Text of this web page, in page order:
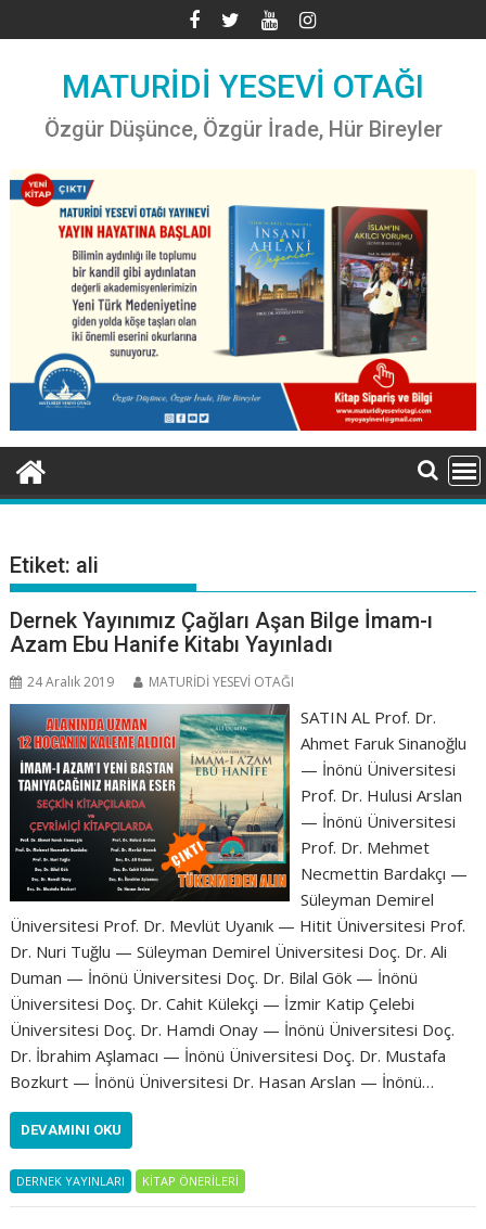
to
MATURİDİ YESEVİ OTAĞI
Özgür Düşünce, Özgür İrade, Hür Bireyler
Etiket: ali
Dernek Yayınımız Çağları Aşan Bilge İmam-ı
Azam Ebu Hanife Kitabı Yayınladı
24 Aralık 2019 MATURİDİ YESEVİ OTAĞI
SATIN AL Prof. Dr.
Ahmet Faruk Sinanoğlu
— İnönü Üniversitesi
Prof. Dr. Hulusi Arslan
— İnönü Üniversitesi
Prof. Dr. Mehmet
Necmettin Bardakçı —
Süleyman Demirel
Üniversitesi Prof. Dr. Mevlüt Uyanık — Hitit Üniversitesi Prof.
Dr. Nuri Tuğlu — Süleyman Demirel Üniversitesi Doç. Dr. Ali
Duman — İnönü Üniversitesi Doç. Dr. Bilal Gök — İnönü
Üniversitesi Doç. Dr. Cahit Külekçi — İzmir Katip Çelebi
Üniversitesi Doç. Dr. Hamdi Onay — İnönü Üniversitesi Doç.
Dr. İbrahim Aşlamacı — İnönü Üniversitesi Doç. Dr. Mustafa
Bozkurt — İnönü Üniversitesi Dr. Hasan Arslan — İnönü…
DEVAMINI OKU
DERNEK YAYINLARI KİTAP ÖNERİLERİ